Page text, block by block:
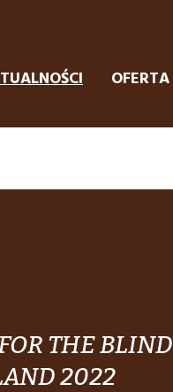
OFERTA
THE BLIND
2022